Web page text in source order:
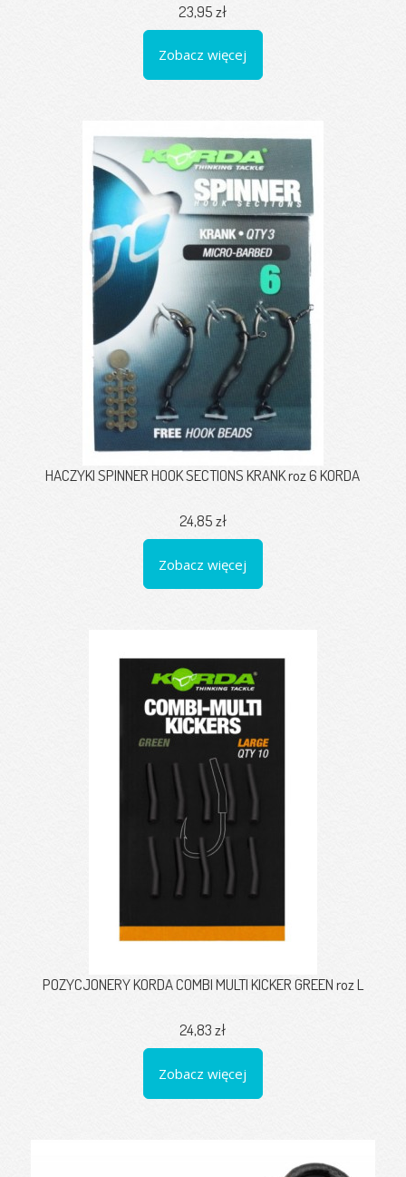
23,95 zł
Zobacz więcej
HACZYKI SPINNER HOOK SECTIONS KRANK roz 6 KORDA
24,85 zł
Zobacz więcej
POZYCJONERY KORDA COMBI MULTI KICKER GREEN roz L
24,83 zł
Zobacz więcej